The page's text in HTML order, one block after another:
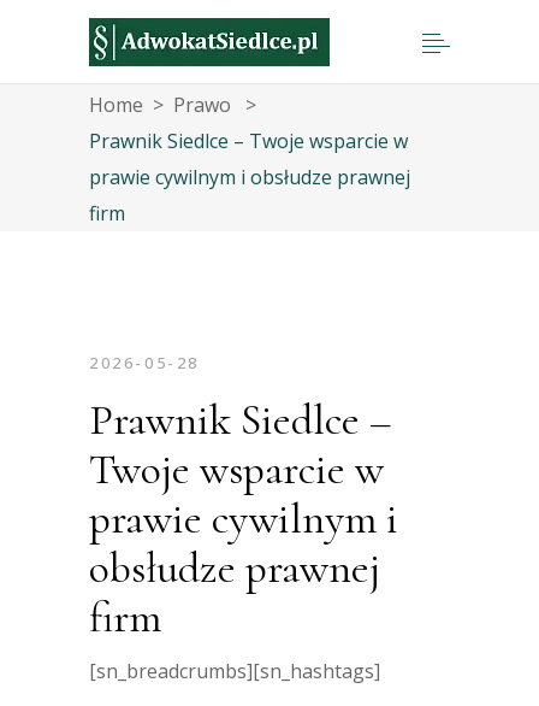
Home > Prawo
>
Prawnik Siedlce – Twoje wsparcie w
prawie cywilnym i obsłudze prawnej
firm
2026-05-28
Prawnik Siedlce –
Twoje wsparcie w
prawie cywilnym i
obsłudze prawnej
firm
[sn_breadcrumbs][sn_hashtags]